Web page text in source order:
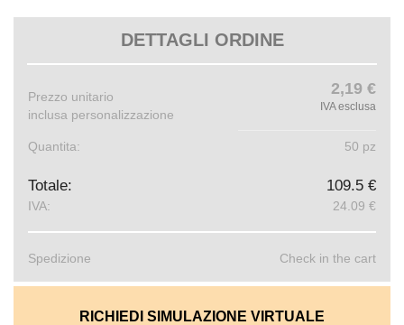
DETTAGLI ORDINE
Prezzo unitario
inclusa personalizzazione
2,19 €
IVA esclusa
Quantita: 50 pz
Totale: 109.5 €
IVA: 24.09 €
Spedizione Check in the cart
RICHIEDI SIMULAZIONE VIRTUALE